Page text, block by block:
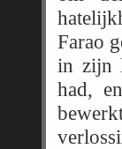
Farao
in zijn
had,